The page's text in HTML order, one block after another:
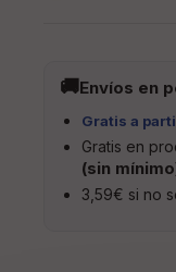
Envíos en
Gratis a
Gratis en
(sin
3,59€ si no